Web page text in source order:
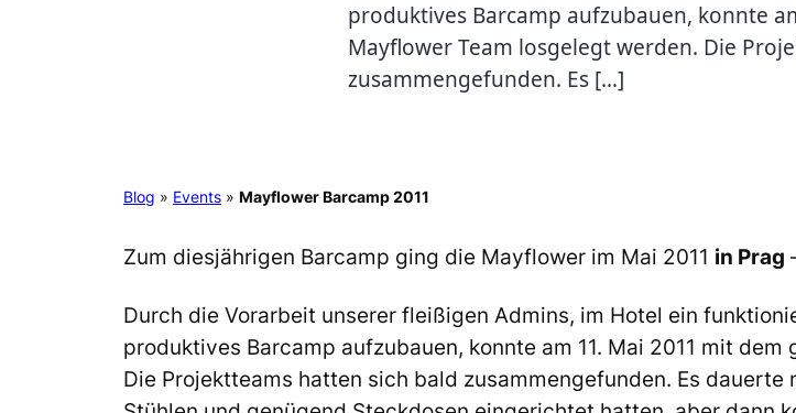
produktives Barcamp aufzubauen, konnte
Mayflower Team losgelegt werden. Die
zusammengefunden. Es […]
Blog » Events » Mayflower Barcamp 2011
Zum diesjährigen Barcamp ging die Mayflower im Mai 2011 in Prag
Durch die Vorarbeit unserer fleißigen Admins, im Hotel ein
produktives Barcamp aufzubauen, konnte am 11. Mai 2011 mit
Die Projektteams hatten sich bald zusammengefunden. Es